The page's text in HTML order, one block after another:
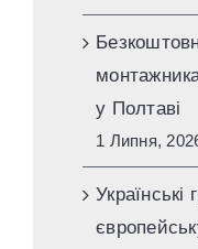
у Полтаві
1 Липня,